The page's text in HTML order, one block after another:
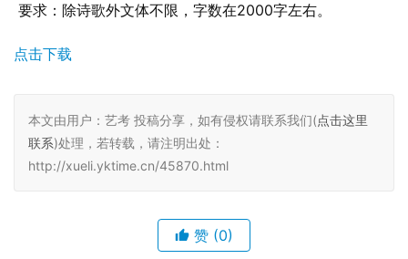
要求：除诗歌外文体不限，字数在2000字左右。
点击下载
本文由用户：艺考 投稿分享，如有侵权请联系我们(点击这里
联系)处理，若转载，请注明出处：
http://xueli.yktime.cn/45870.html
赞 (0)